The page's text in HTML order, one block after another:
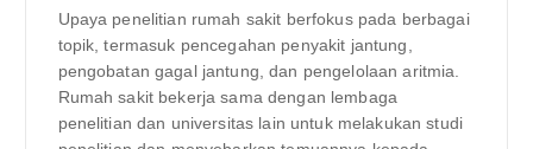
Upaya penelitian rumah sakit berfokus pada berbagai
topik, termasuk pencegahan penyakit jantung,
pengobatan gagal jantung, dan pengelolaan aritmia.
Rumah sakit bekerja sama dengan lembaga
penelitian dan universitas lain untuk melakukan studi